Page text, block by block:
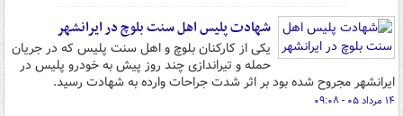
شهادت پلیس اهل سنت بلوچ در ایرانشهر
یکی از کارکنان بلوچ و اهل سنت پلیس که در جریان
حمله و تیراندازی چند روز پیش به خودرو پلیس در
ایرانشهر مجروح شده بود بر اثر شدت جراحات وارده به شهادت رسید.
۱۴ مرداد ۰۵ - ۰۹:۰۸